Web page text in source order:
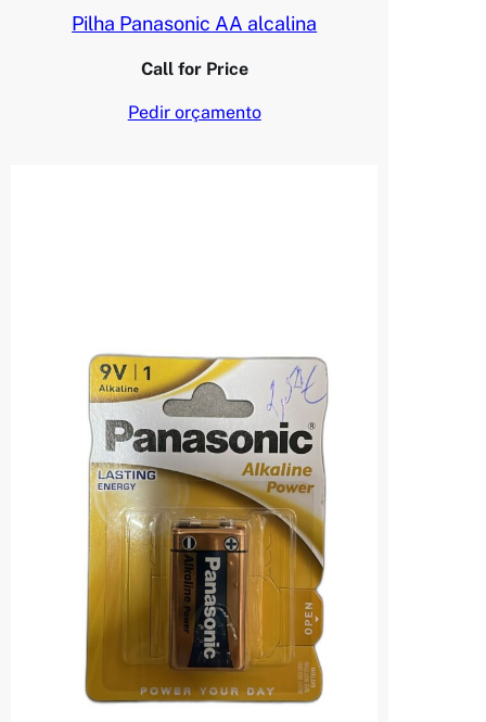
Pilha Panasonic AA alcalina
Call for Price
Pedir orçamento